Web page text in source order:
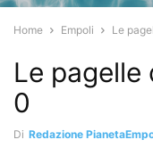
Home Empoli Le
Le pagelle
0
Di Redazione